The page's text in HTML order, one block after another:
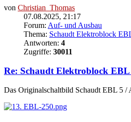
von Christian_Thomas
07.08.2025, 21:17
Forum: Auf- und Ausbau
Thema: Schaudt Elektroblock
Antworten: 4
Zugriffe: 30011
Re: Schaudt Elektroblock
Das Originalschaltbild Schaudt EBL 5 /